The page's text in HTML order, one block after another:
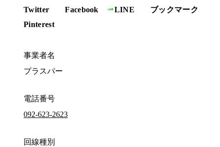
Twitter Facebook LINE
ブックマーク
Pinterest
事業者名
プラスパー
電話番号
092-623-2623
回線種別